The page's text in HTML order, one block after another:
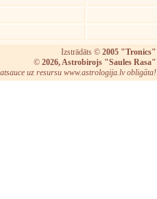
Izstrādāts © 2005 "Tronics"
© 2026, Astrobirojs "Saules Rasa"
uz resursu www.astrologija.lv obligāta!